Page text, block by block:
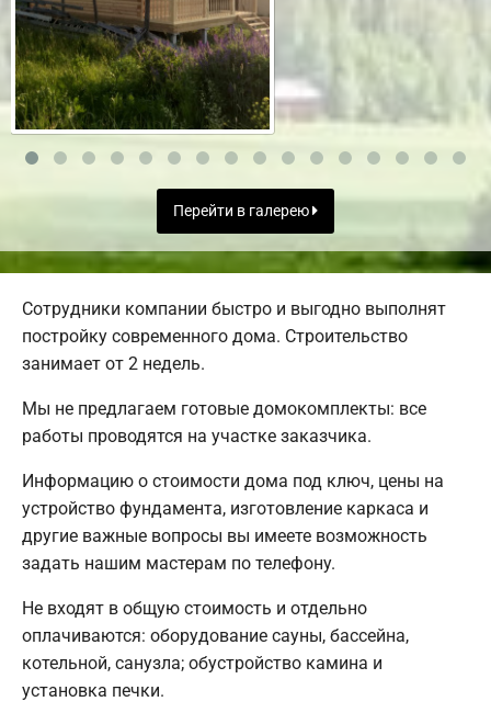
Перейти в галерею
Сотрудники компании быстро и выгодно выполнят
постройку современного дома. Строительство
занимает от 2 недель.
Мы не предлагаем готовые домокомплекты: все
работы проводятся на участке заказчика.
Информацию о стоимости дома под ключ, цены на
устройство фундамента, изготовление каркаса и
другие важные вопросы вы имеете возможность
задать нашим мастерам по телефону.
Не входят в общую стоимость и отдельно
оплачиваются: оборудование сауны, бассейна,
котельной, санузла; обустройство камина и
установка печки.